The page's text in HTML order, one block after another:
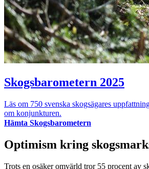
Skogsbarometern 2025
Läs om 750 svenska skogsägares
om konjunkturen.
Hämta Skogsbarometern
Optimism kring
Trots en osäker omvärld tror 55 procent av